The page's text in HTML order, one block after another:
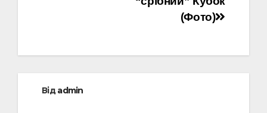
(Фото)
Відadmin